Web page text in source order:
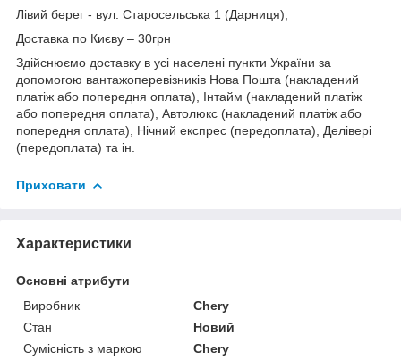
Лівий берег - вул. Старосельська 1 (Дарниця),
Доставка по Києву – 30грн
Здійснюємо доставку в усі населені пункти України за
допомогою вантажоперевізників Нова Пошта (накладений
платіж або попередня оплата), Інтайм (накладений платіж
або попередня оплата), Автолюкс (накладений платіж або
попередня оплата), Нічний експрес (передоплата), Делівері
(передоплата) та ін.
Приховати
Характеристики
Основні атрибути
Виробник
Chery
Стан
Новий
Сумісність з маркою
Chery